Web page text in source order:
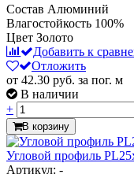
Состав Алюминий
Влагостойкость 100%
Цвет Золото
Добавить к
Отложить
от 42.30 руб. за пог. м
В наличии
+
В корзину
Угловой профиль
Артикул: -